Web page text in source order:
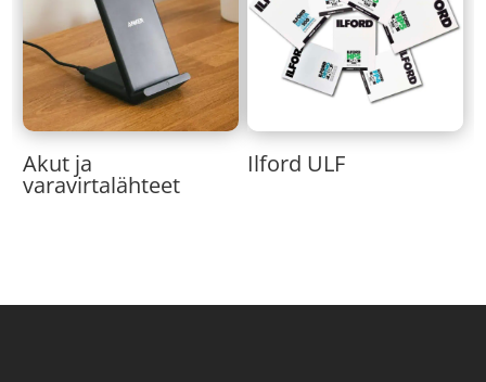
Akut ja
varavirtalähteet
Ilford ULF